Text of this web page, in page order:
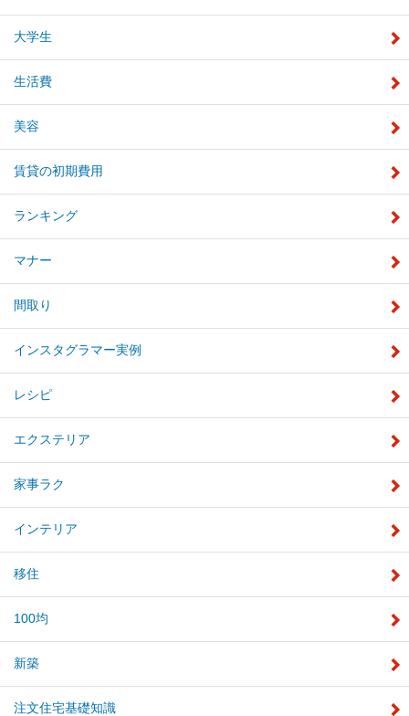
大学生
生活費
美容
賃貸の初期費用
ランキング
マナー
間取り
インスタグラマー実例
レシピ
エクステリア
家事ラク
インテリア
移住
100均
新築
注文住宅基礎知識